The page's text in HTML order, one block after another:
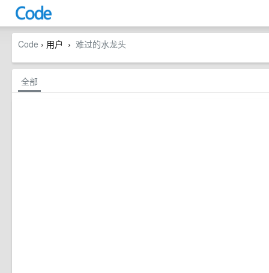
Code › 用户 › 难过的水龙头
全部